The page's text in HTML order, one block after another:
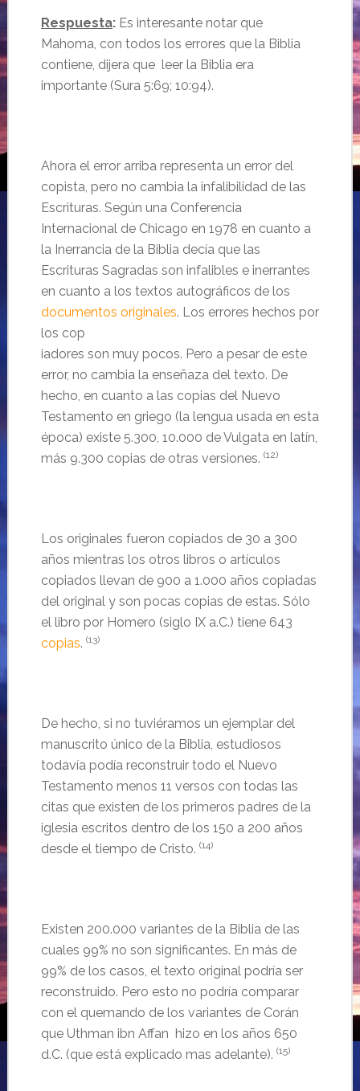
Respuesta:Es interesante notar que
Mahoma, con todos los errores que la Biblia
contiene, dijera que leer la Biblia era
importante (Sura 5:69; 10:94).
Ahora el error arriba representa un error del
copista, pero no cambia la infalibilidad de las
Escrituras. Según una Conferencia
Internacional de Chicago en 1978 en cuanto a
la Inerrancia de la Biblia decía que las
Escrituras Sagradas son infalibles e inerrantes
en cuanto a los textos autográficos de los
documentos originales. Los errores hechos por
los cop
iadores son muy pocos. Pero a pesar de este
error, no cambia la enseñaza del texto. De
hecho, en cuanto a las copias del Nuevo
Testamento en griego (la lengua usada en esta
época) existe 5.300, 10.000 de Vulgata en latín,
más 9.300 copias de otras versiones. (12)
Los originales fueron copiados de 30 a 300
años mientras los otros libros o artículos
copiados llevan de 900 a 1.000 años copiadas
del original y son pocas copias de estas. Sólo
el libro por Homero (siglo IX a.C.) tiene 643
copias. (13)
De hecho, si no tuviéramos un ejemplar del
manuscrito único de la Biblia, estudiosos
todavía podía reconstruir todo el Nuevo
Testamento menos 11 versos con todas las
citas que existen de los primeros padres de la
iglesia escritos dentro de los 150 a 200 años
desde el tiempo de Cristo. (14)
Existen 200.000 variantes de la Biblia de las
cuales 99% no son significantes. En más de
99% de los casos, el texto original podría ser
reconstruido. Pero esto no podría comparar
con el quemando de los variantes de Corán
que Uthman ibn Affan hizo en los años 650
d.C. (que está explicado mas adelante). (15)